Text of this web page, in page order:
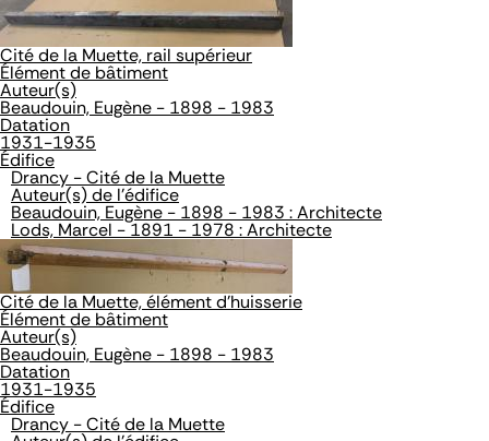
Cité de la Muette, rail supérieur
Élément de bâtiment
Auteur(s)
Beaudouin, Eugène - 1898 - 1983
Datation
1931-1935
Édifice
Drancy - Cité de la Muette
Auteur(s) de l'édifice
Beaudouin, Eugène - 1898 - 1983 : Architecte
Lods, Marcel - 1891 - 1978 : Architecte
Cité de la Muette, élément d'huisserie
Élément de bâtiment
Auteur(s)
Beaudouin, Eugène - 1898 - 1983
Datation
1931-1935
Édifice
Drancy - Cité de la Muette